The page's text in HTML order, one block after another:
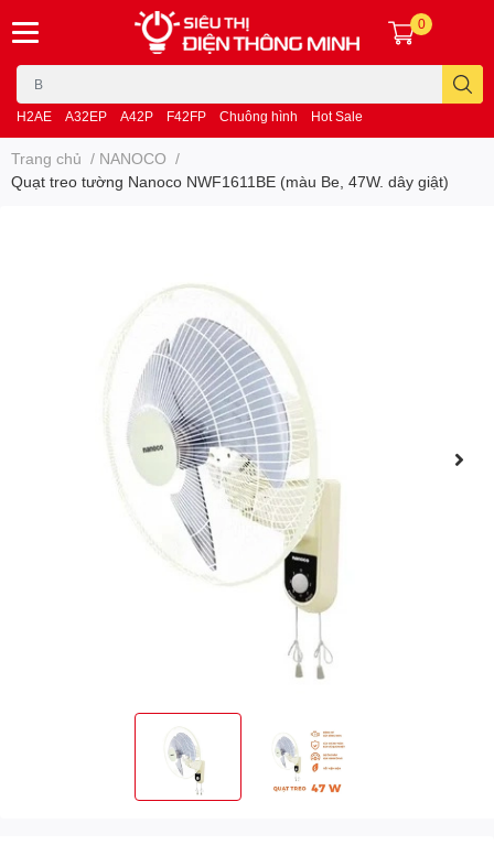
H2AE A32EP A42P F42FP Chuông hình Hot Sale
0
Trang chủ / NANOCO /
Quạt treo tường Nanoco NWF1611BE (màu Be, 47W. dây giật)